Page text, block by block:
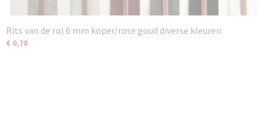
Rits van de rol 6 mm koper/rose goud diverse kleuren
€ 0,78